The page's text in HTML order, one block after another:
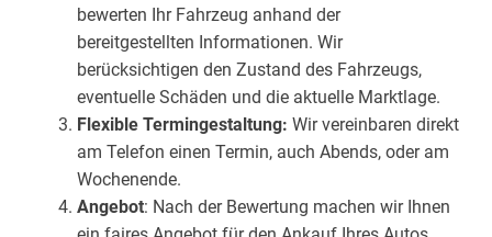
bewerten Ihr Fahrzeug anhand der
bereitgestellten Informationen. Wir
berücksichtigen den Zustand des Fahrzeugs,
eventuelle Schäden und die aktuelle Marktlage.
Flexible Termingestaltung: Wir vereinbaren direkt
am Telefon einen Termin, auch Abends, oder am
Wochenende.
Angebot: Nach der Bewertung machen wir Ihnen